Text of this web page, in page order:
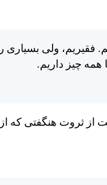
فقيريم، ولی بسياری
همه چيز داريم.
از ثروت هنگفتی كه